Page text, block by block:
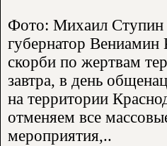
Фото: Михаил
губернатор Вениамин
скорби по жертвам
завтра, в день
на территории
отменяем все
мероприятия,..